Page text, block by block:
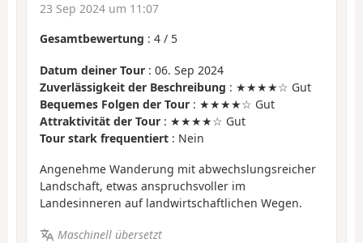
23 Sep 2024 um 11:07
Gesamtbewertung : 4 / 5
Datum deiner Tour : 06. Sep 2024
Zuverlässigkeit der Beschreibung : ★★★★☆ Gut
Bequemes Folgen der Tour : ★★★★☆ Gut
Attraktivität der Tour : ★★★★☆ Gut
Tour stark frequentiert : Nein
Angenehme Wanderung mit abwechslungsreicher
Landschaft, etwas anspruchsvoller im
Landesinneren auf landwirtschaftlichen Wegen.
Maschinell übersetzt